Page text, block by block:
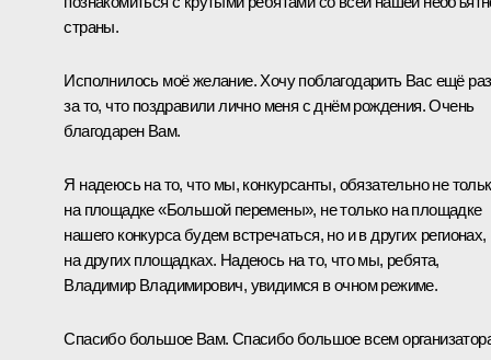
страны.
Исполнилось моё желание. Хочу поблагодарить Вас ещё раз
за то, что поздравили лично меня с днём рождения. Очень
благодарен Вам.
Я надеюсь на то, что мы, конкурсанты, обязательно не
на площадке «Большой перемены», не только на площадке
нашего конкурса будем встречаться, но и в других регионах,
на других площадках. Надеюсь на то, что мы, ребята,
Владимир Владимирович, увидимся в очном режиме.
Спасибо большое Вам. Спасибо большое всем